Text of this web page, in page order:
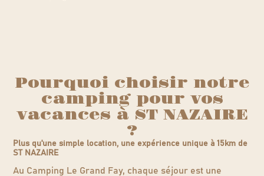
Pourquoi choisir notre
camping pour vos
vacances à ST NAZAIRE
?
Plus qu'une simple location, une expérience unique à 15km de
ST NAZAIRE
Au Camping Le Grand Fay, chaque séjour est une